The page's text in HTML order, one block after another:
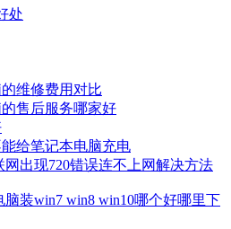
处
维修费用对比
售后服务哪家好
给笔记本电脑充电
网出现720错误连不上网解决方法
装win7 win8 win10哪个好哪里下